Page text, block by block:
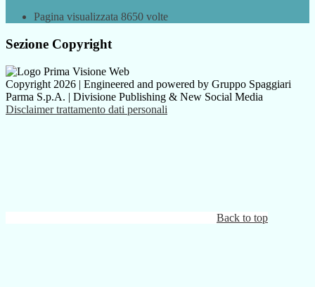
Pagina visualizzata 8650 volte
Sezione Copyright
Copyright 2026 | Engineered and powered by Gruppo Spaggiari
Parma S.p.A. | Divisione Publishing & New Social Media
Disclaimer trattamento dati personali
Back to top